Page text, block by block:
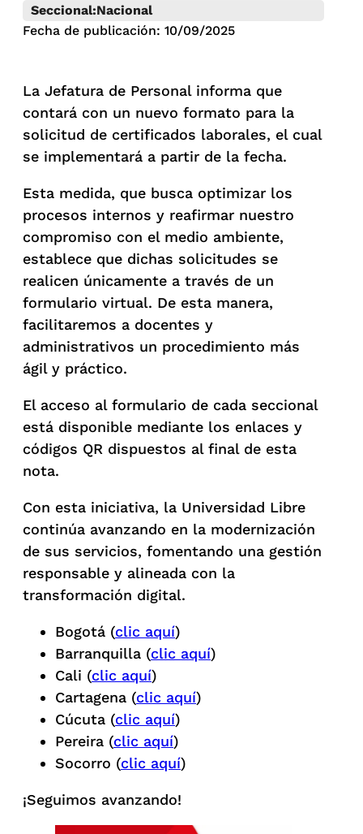
Seccional:Nacional
Fecha de publicación: 10/09/2025
La Jefatura de Personal informa que
contará con un nuevo formato para la
solicitud de certificados laborales, el cual
se implementará a partir de la fecha.
Esta medida, que busca optimizar los
procesos internos y reafirmar nuestro
compromiso con el medio ambiente,
establece que dichas solicitudes se
realicen únicamente a través de un
formulario virtual. De esta manera,
facilitaremos a docentes y
administrativos un procedimiento más
ágil y práctico.
El acceso al formulario de cada seccional
está disponible mediante los enlaces y
códigos QR dispuestos al final de esta
nota.
Con esta iniciativa, la Universidad Libre
continúa avanzando en la modernización
de sus servicios, fomentando una gestión
responsable y alineada con la
transformación digital.
Bogotá (clic aquí)
Barranquilla (clic aquí)
Cali (clic aquí)
Cartagena (clic aquí)
Cúcuta (clic aquí)
Pereira (clic aquí)
Socorro (clic aquí)
¡Seguimos avanzando!